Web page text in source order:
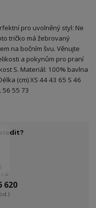
pro uvolněný styl: Ne
tričko má žebrovaný
na bočním švu. Věnujte
a pokynům pro praní
S. Materiál: 100% bavlna
(cm) XS 44 43 65 S 46
56 55 73
620